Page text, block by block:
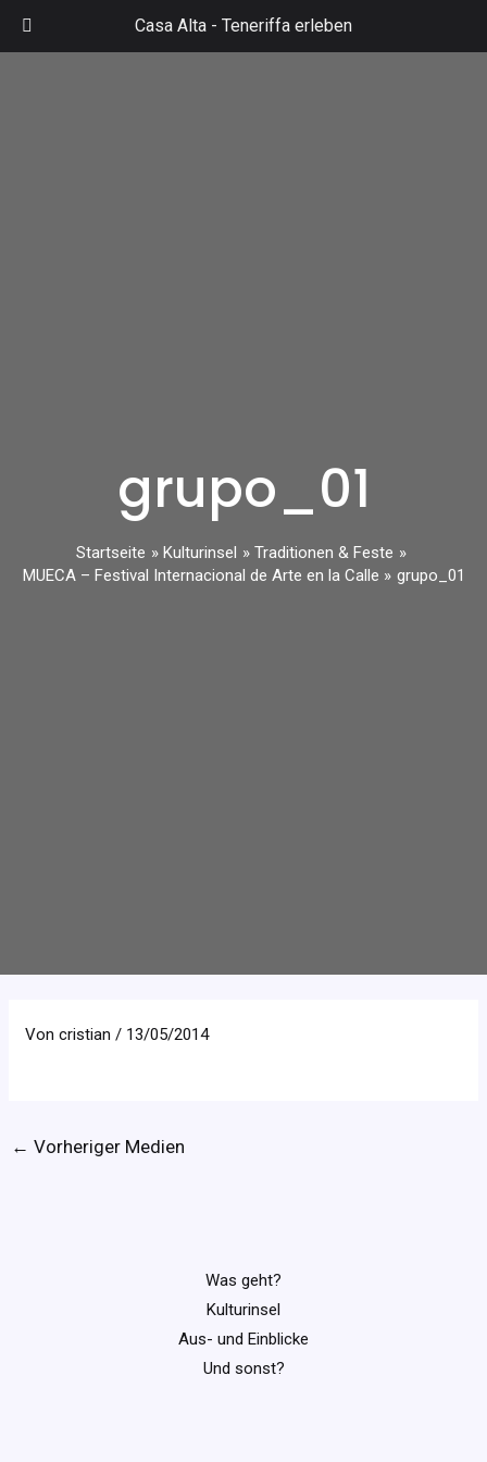
Casa Alta - Teneriffa erleben
grupo_01
Startseite Kulturinsel
Traditionen & Feste
MUECA – Festival Internacional de Arte en la Calle
grupo_01
Voncristian/ 13/05/2014
← Vorheriger Medien
Was geht?
Kulturinsel
Aus- und Einblicke
Und sonst?